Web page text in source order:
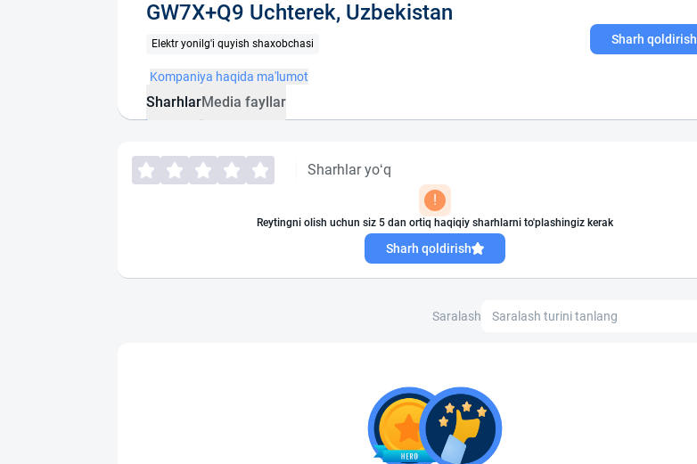
GW7X+Q9 Uchterek, Uzbekistan
Elektr yonilg'i quyish shaxobchasi Sharh qoldirish
Kompaniya haqida ma'lumot
SharhlarMedia fayllar
Sharhlar yo‘q
!
Reytingni olish uchun siz 5 dan ortiq haqiqiy sharhlarni to'plashingiz kerak
Sharh qoldirish
Saralash Saralash turini tanlang